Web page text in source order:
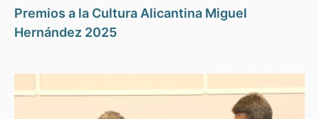
Premios a la Cultura Alicantina Miguel
Hernández 2025